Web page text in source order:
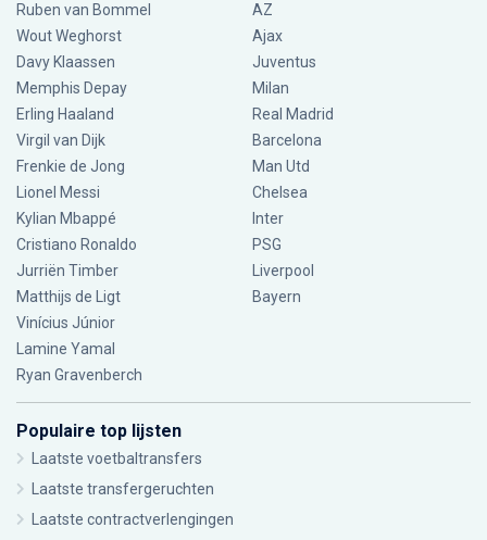
Ruben van Bommel
Wout Weghorst
Davy Klaassen
Memphis Depay
Erling Haaland
Virgil van Dijk
Frenkie de Jong
Lionel Messi
Kylian Mbappé
Cristiano Ronaldo
Jurriën Timber
Matthijs de Ligt
Vinícius Júnior
Lamine Yamal
Ryan Gravenberch
AZ
Ajax
Juventus
Milan
Real Madrid
Barcelona
Man Utd
Chelsea
Inter
PSG
Liverpool
Bayern
Populaire top lijsten
Laatste voetbaltransfers
Laatste transfergeruchten
Laatste contractverlengingen